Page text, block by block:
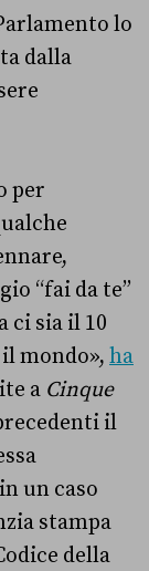
lo
dalla
per
“fai da te”
ci sia il 10
mondo», ha
a Cinque
il
un caso
stampa
della